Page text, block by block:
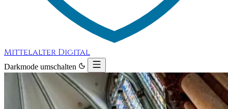
Mittelalter Digital
Darkmode umschalten